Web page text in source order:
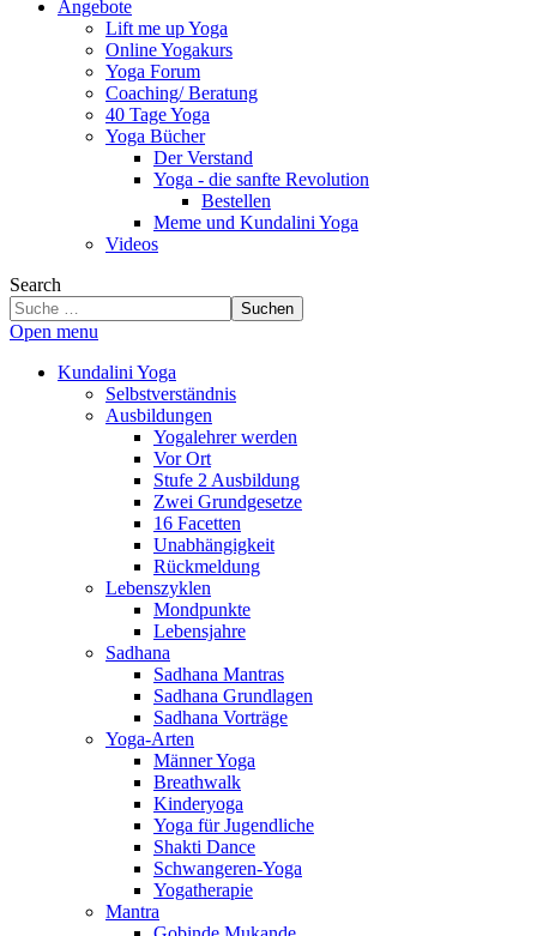
Angebote
Lift me up Yoga
Online Yogakurs
Yoga Forum
Coaching/ Beratung
40 Tage Yoga
Yoga Bücher
Der Verstand
Yoga - die sanfte Revolution
Bestellen
Meme und Kundalini Yoga
Videos
Search
Suchen
Open menu
Kundalini Yoga
Selbstverständnis
Ausbildungen
Yogalehrer werden
Vor Ort
Stufe 2 Ausbildung
Zwei Grundgesetze
16 Facetten
Unabhängigkeit
Rückmeldung
Lebenszyklen
Mondpunkte
Lebensjahre
Sadhana
Sadhana Mantras
Sadhana Grundlagen
Sadhana Vorträge
Yoga-Arten
Männer Yoga
Breathwalk
Kinderyoga
Yoga für Jugendliche
Shakti Dance
Schwangeren-Yoga
Yogatherapie
Mantra